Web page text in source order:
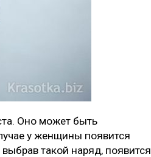
Оно может быть
у женщины появится
такой наряд, появится